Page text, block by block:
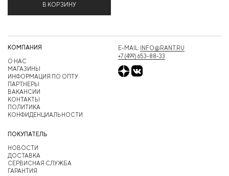
В КОРЗИНУ
КОМПАНИЯ
О НАС
МАГАЗИНЫ
ИНФОРМАЦИЯ ПО ОПТУ
ПАРТНЕРЫ
ВАКАНСИИ
КОНТАКТЫ
ПОЛИТИКА
КОНФИДЕНЦИАЛЬНОСТИ
ПОКУПАТЕЛЬ
НОВОСТИ
ДОСТАВКА
СЕРВИСНАЯ СЛУЖБА
ГАРАНТИЯ
E-MAIL: INFO@RANT.RU
+7 (499) 653-88-33